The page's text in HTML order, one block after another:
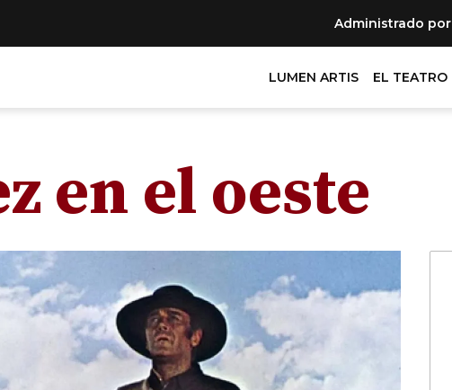
Administrado por
LUMEN ARTIS EL TEATRO
en el oeste